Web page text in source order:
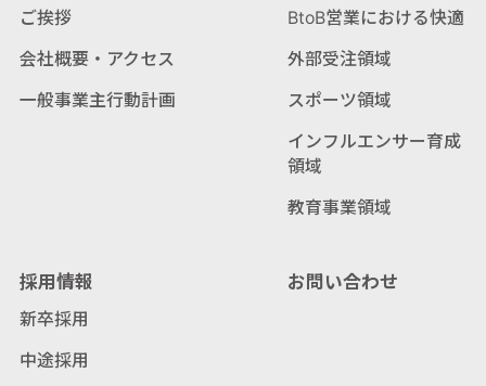
ご挨拶
会社概要・アクセス
一般事業主行動計画
BtoB営業における快適
外部受注領域
スポーツ領域
インフルエンサー育成
領域
教育事業領域
採用情報
新卒採用
中途採用
お問い合わせ